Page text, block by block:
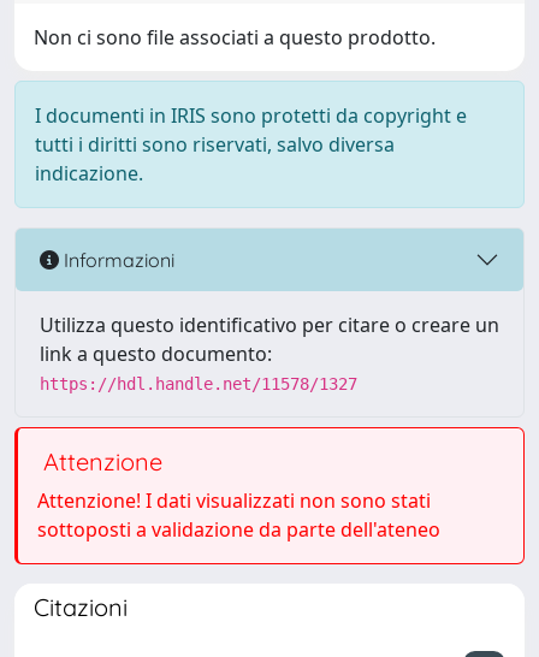
Non ci sono file associati a questo prodotto.
I documenti in IRIS sono protetti da copyright e
tutti i diritti sono riservati, salvo diversa
indicazione.
Informazioni
Utilizza questo identificativo per citare o creare un
link a questo documento:
https://hdl.handle.net/11578/1327
Attenzione
Attenzione! I dati visualizzati non sono stati
sottoposti a validazione da parte dell'ateneo
Citazioni